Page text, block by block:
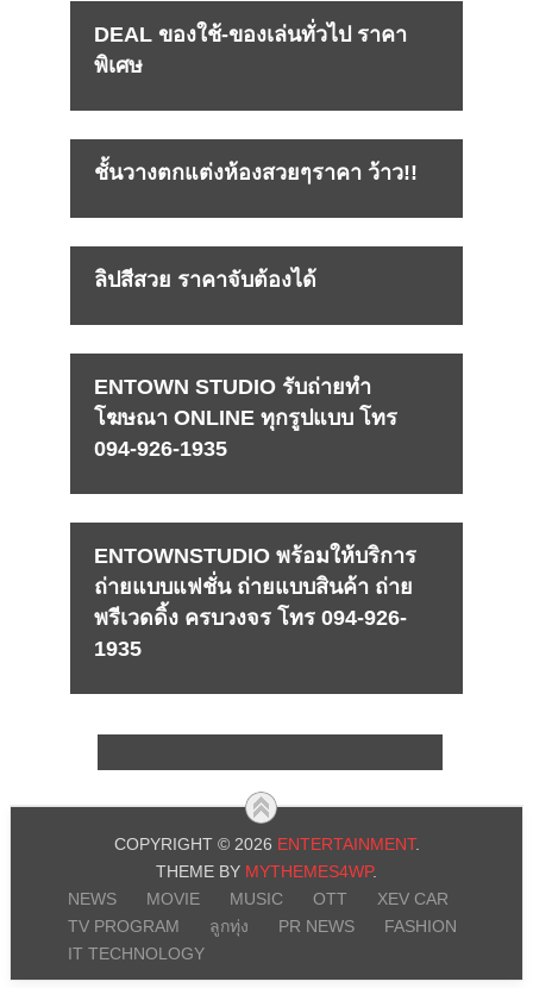
DEAL ของใช้-ของเล่นทั่วไป ราคา
พิเศษ
ชั้นวางตกแต่งห้องสวยๆราคา ว้าว!!
ลิปสีสวย ราคาจับต้องได้
ENTOWN STUDIO รับถ่ายทำ
โฆษณา ONLINE ทุกรูปแบบ โทร
094-926-1935
ENTOWNSTUDIO พร้อมให้บริการ
ถ่ายแบบแฟชั่น ถ่ายแบบสินค้า ถ่าย
พรีเวดดิ้ง ครบวงจร โทร 094-926-
1935
COPYRIGHT © 2026 ENTERTAINMENT.
THEME BY MYTHEMES4WP.
NEWS
MOVIE MUSIC OTT
XEV CAR
TV PROGRAM
ลูกทุ่ง PR NEWS
FASHION
IT TECHNOLOGY